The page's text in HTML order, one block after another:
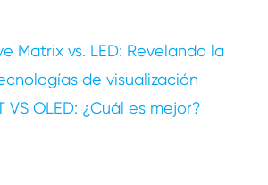
Matrix vs. LED: Revelando la
de visualización
VS OLED: ¿Cuál es mejor?